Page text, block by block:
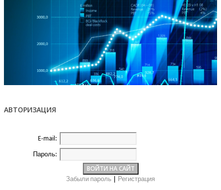
АВТОРИЗАЦИЯ
E-mail:
Пароль:
Забыли пароль Регистрация